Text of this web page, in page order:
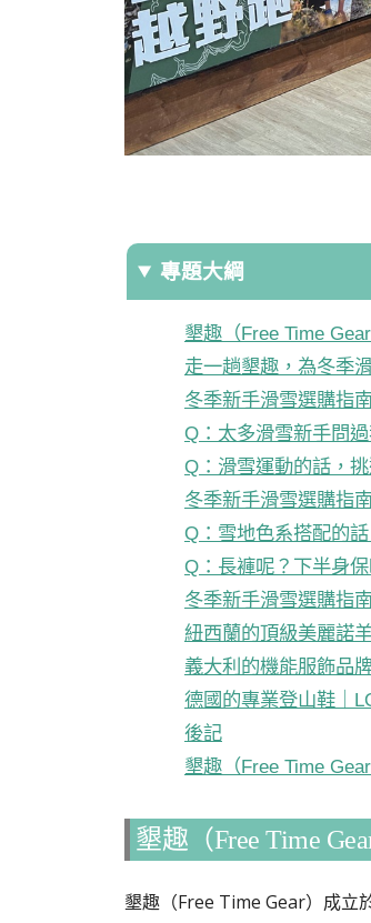
專題大綱
墾趣（Free Time Gear
走一趟墾趣，為冬季
冬季新手滑雪選購指
Q：太多滑雪新手問
Q：滑雪運動的話，
冬季新手滑雪選購指
Q：雪地色系搭配的
Q：長褲呢？下半身
冬季新手滑雪選購指
紐西蘭的頂級美麗諾
義大利的機能服飾品
德國的專業登山鞋｜
後記
墾趣（Free Time Gear
墾趣（Free Time Gear
墾趣（Free Time Gear）成立